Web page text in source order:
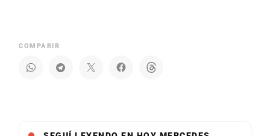
COMPARIR